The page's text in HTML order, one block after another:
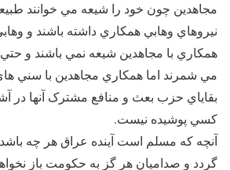
مجاهدين چون خود را شيعه مي خوانند
نيروهاي وهابي همکاري داشته باشند و
همکاري با مجاهدين شيعه نمي باشند و حتي
مي شمرند اما همکاري مجاهدين با سني
بقاياي حزب بعث و منافع مشترک آنها در
کسي پوشيده نيست.
آنچه که مسلم است آينده عراق هر چه
گردد و صداميان هر گز به حکومت باز